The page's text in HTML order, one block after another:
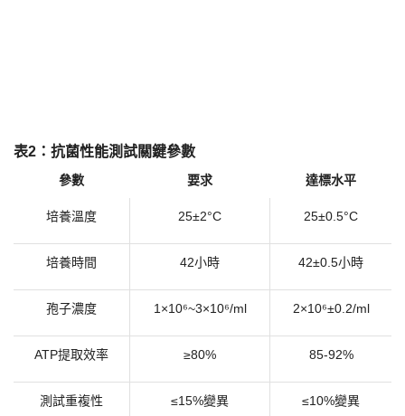
​表2：抗菌性能測試關鍵參數​
參數 要求 達標水平
培養溫度 25±2°C 25±0.5°C
培養時間 42小時 42±0.5小時
孢子濃度 1×10⁶~3×10⁶/ml 2×10⁶±0.2/ml
ATP提取效率 ≥80% 85-92%
測試重複性 ≤15%變異 ≤10%變異